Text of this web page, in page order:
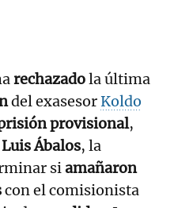
rechazadola última
del exasesorKoldo
provisional,
Luis Ábalos, la
siamañaron
con el comisionista